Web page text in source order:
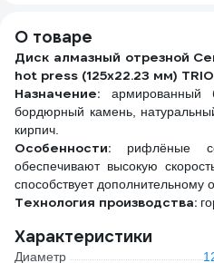
О товаре
Диск алмазный отрезной
hot press (125х22.23 мм)
Назначение: армированный
бордюрный камень,
кирпич.
Особенности:
рифлёные
обеспечивают высокую
способствует дополнительному
Технология производства:
Характеристики
Диаметр